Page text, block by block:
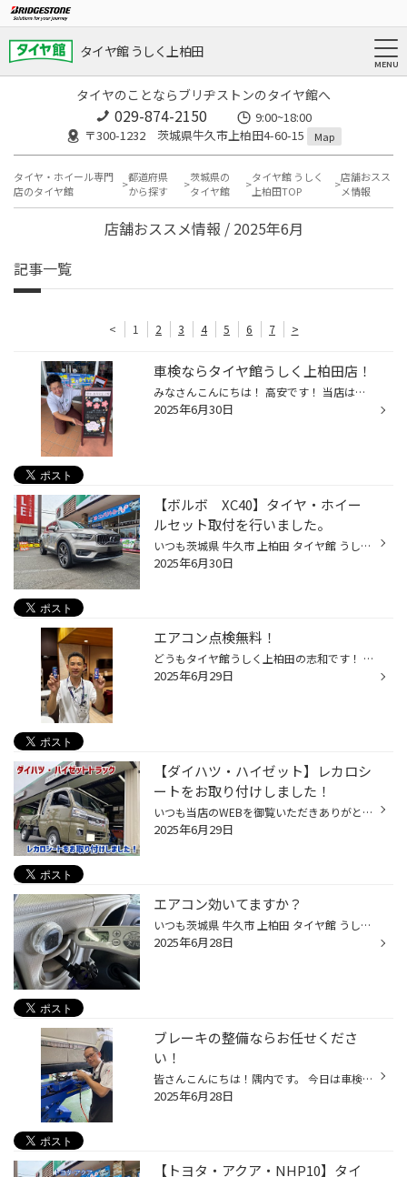
タイヤ館 うしく上柏田
タイヤのことならブリヂストンのタイヤ館へ
029-874-2150
9:00~18:00
〒300-1232 茨城県牛久市上柏田4-60-15
Map
タイヤ・ホイール専門
店のタイヤ館
都道府県
から探す
茨城県の
タイヤ館
タイヤ館 うしく
上柏田TOP
店舗おスス
メ情報
店舗おススメ情報 / 2025年6月
記事一覧
< 1 2 3 4 5 6 7 >
車検ならタイヤ館うしく上柏田店！
みなさんこんにちは！ 高安です！ 当店はタイヤだけじゃなく車検も承ってます！ 車検でお客様がお使いする代車の点検してます！ 車検のお見積もりと代車の貸し出しは無料です！ 車検もタイヤ館にお任せください！ タイヤ館 うしく上柏田店 〒300-1232茨城県牛久市上柏田4-60-15 タイヤ館うしく上柏...
2025年6月30日
【ボルボ XC40】タイヤ・ホイー
ルセット取付を行いました。
いつも茨城県 牛久市 上柏田 タイヤ館 うしく上柏田店のWebを御覧の皆様ありがとうございます♪ 本日行った作業は、ボルボ・XC40のタイヤ・ホイールセット取付です！ 今回使用したのは、アレンザLX100です！ SUV専用設計によるふらつき低減など走行性能を高め、高次元の静粛性と高い耐摩耗性を 両立...
2025年6月30日
エアコン点検無料！
どうもタイヤ館うしく上柏田の志和です！ だいぶ暑い日が続いてますね(>_<) 当店ではエアコンの点検を無料にて実施（出来る範囲になります）しております！ エアコンの添加剤もご用意させて頂いてます！ 添加剤を使用するとここまで下がるケースもあります(´∀｀*) 気になる方は是非ご相談下さい♪
2025年6月29日
【ダイハツ・ハイゼット】レカロシ
ートをお取り付けしました！
いつも当店のWEBを御覧いただきありがとうございます！ タイヤ館うしく上柏田店 担当：隅内です。 今回ご紹介するのは、N様がお乗りのダイハツ・ハイゼット。 以前お乗りだったお車から取り外したレカロシートを、載せ替える作業を行いました！ ご紹介するお車【ダイハツ・ハイゼット】 こちらが今...
2025年6月29日
エアコン効いてますか？
いつも茨城県 牛久市 上柏田 タイヤ館 うしく上柏田店のWebを御覧の皆様ありがとうございます♪ タイヤ館うしく上柏田の志和です！ みなさんエアコンの効きが悪いなど感じたり致しませんか？ 当店では簡易的な点検を無料にて行っております！ 最近暖かくなって冷房が効かないと問い合わせが増えてい...
2025年6月28日
ブレーキの整備ならお任せくださ
い！
皆さんこんにちは！隅内です。 今日は車検整備にて、ブレーキパッドの交換中・・・ 車種はジープ・コマンダー！ 後輪ブレーキパッドが限界でしたので、輸入車用ブレーキパッド「ディクセル プレミアム」にて交換していきます。 ディクセルのブレーキパッドは、基本的に鳴き止めシムが付属しており、...
2025年6月28日
【トヨタ・アクア・NHP10】タイ